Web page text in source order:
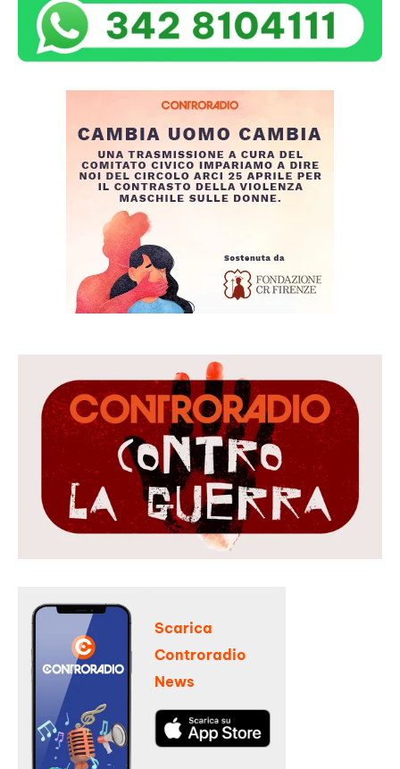
Scarica
Controradio
News